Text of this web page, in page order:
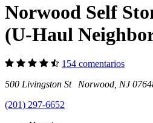
Norwood Self
(U-Haul
154 comentarios
500 Livingston St Norwood, NJ
(201) 297-6652